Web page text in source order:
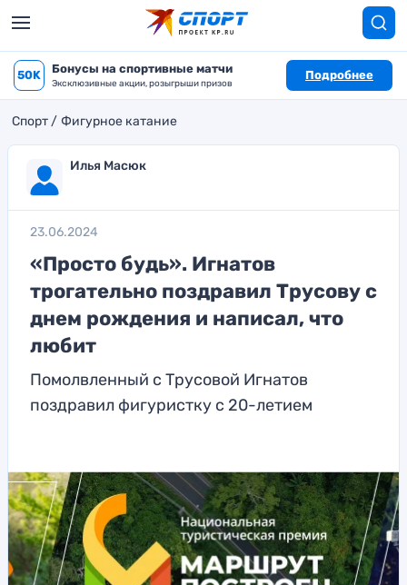
50K Бонусы на спортивные матчи
Эксклюзивные акции, розыгрыши призов
Подробнее
Спорт Фигурное катание
Илья Масюк
23.06.2024
«Просто будь». Игнатов
трогательно поздравил Трусову с
днем рождения и написал, что
любит
Помолвленный с Трусовой Игнатов
поздравил фигуристку с 20-летием